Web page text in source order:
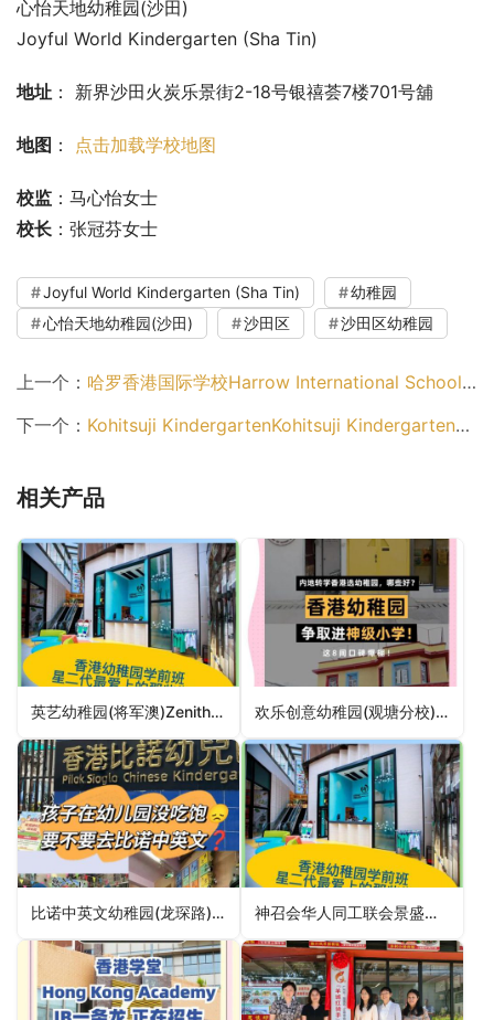
心怡天地幼稚园(沙田)
Joyful World Kindergarten (Sha Tin)
地址 ： 新界沙田火炭乐景街2-18号银禧荟7楼701号舖
地图 ： 点击加载学校地图
校监 ：马心怡女士
校长 ：张冠芬女士
Joyful World Kindergarten (Sha Tin)
幼稚园
心怡天地幼稚园(沙田)
沙田区 沙田区幼稚园
上一个： 哈罗香港国际学校Harrow International School Hong Kong（屯门区幼稚园）
下一个： Kohitsuji KindergartenKohitsuji Kindergarten（九龙城区幼稚园）
相关产品
英艺幼稚园(将军澳)Zenith Kindergarten (Tseung Kwan O)（西贡区幼稚园） 欢乐创意幼稚园(观塘分校)Fun Creative Kindergarten (Kwun Tong Branch)（观塘区幼稚园）
比诺中英文幼稚园(龙琛路)Bilok Anglo-Chinese Kindergarten (Lung Sum Avenue)（幼稚园） 神召会华人同工联会景盛幼稚园CCWF King Shing Kindergarten（北区幼稚园）